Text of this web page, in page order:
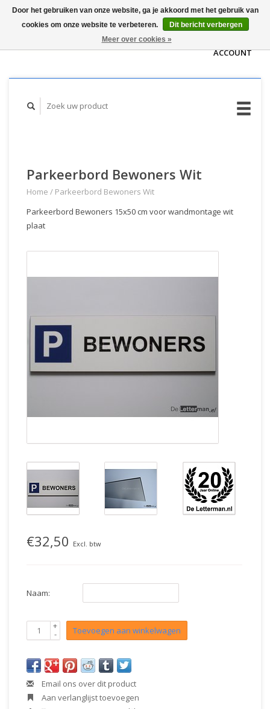
WINKELWAGEN
ACCOUNT
Parkeerbord Bewoners Wit
Home / Parkeerbord Bewoners Wit
Parkeerbord Bewoners 15x50 cm voor wandmontage wit
plaat
€32,50 Excl. btw
Naam:
+
- Toevoegen aan winkelwagen
Email ons over dit product
Aan verlanglijst toevoegen
Door het gebruiken van onze website, ga je akkoord met het gebruik van
cookies om onze website te verbeteren.
Dit bericht verbergen
Meer over cookies »